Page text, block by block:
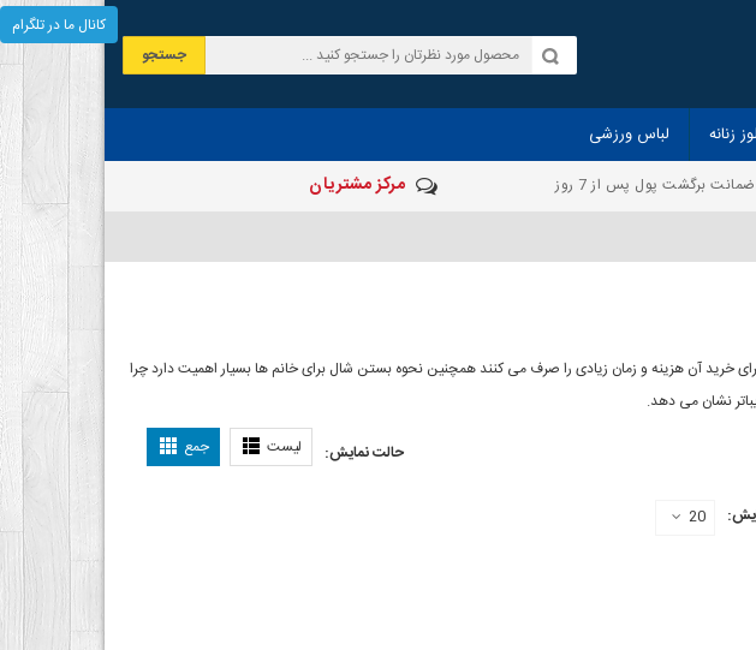
جستجو
زنانه لباس ورزشی
ضمانت برگشت پول پس از 7 روز مرکز مشتریان
خرید آن هزینه و زمان زیادی را صرف می کنند همچنین نحوه بستن شال برای خانم ها بسیار اهمیت دارد چرا
نشان می دهد.
حالت نمایش: لیست جمع
20
کانال ما در تلگرام